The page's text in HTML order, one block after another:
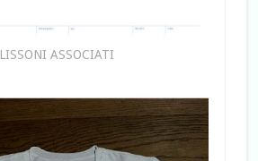
LISSONI ASSOCIATI